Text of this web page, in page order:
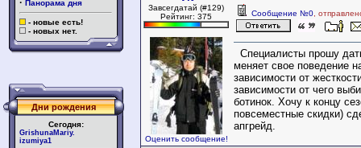
· Панорама дня
- новые есть!
- новых нет.
Дни рождения
Сегодня:
GrishunaMariy.
izumiya1
Завсегдатай (#129)
Рейтинг: 375
Оценить сообщение!
Сообщение №0 ,
Специалисты прошу
меняет свое поведение
зависимости от
зависимости от чего
ботинок. Хочу к концу
повсеместные скидки)
апгрейд.